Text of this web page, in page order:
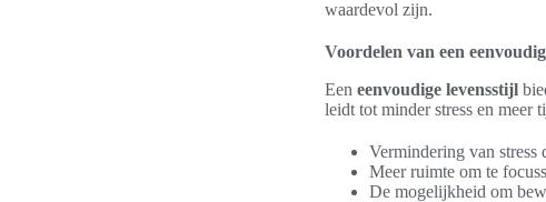
waardevol zijn.
Voordelen van een
Een eenvoudige levensstijl
leidt tot minder stress en meer
Vermindering van stress
Meer ruimte om te
De mogelijkheid om